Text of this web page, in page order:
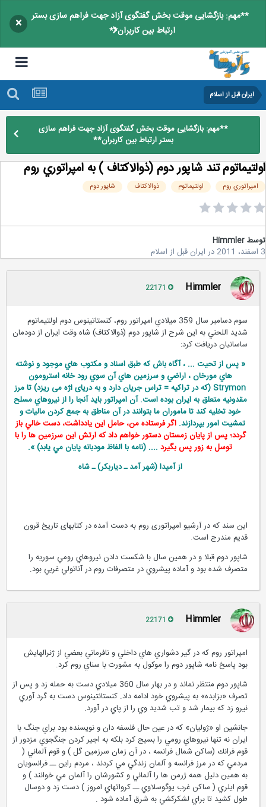
**مهم: بازگشایی موقت بخش گفتگوی آزاد جهت فراهم سازی بستر
ارتباط بین کاربران**
×
ایران قبل از اسلام
**مهم: بازگشایی موقت بخش گفتگوی آزاد جهت فراهم سازی
بستر ارتباط بین کاربران**
تند شاپور دوم (ذوالاكتاف ) به امپراتوري روم
روم اولتيماتوم ذوالاكتاف شاپور دوم
Himmler
درایران قبل از اسلام
Himmler
سوم دسامبر سال 359 ميلادي امپراتور روم، كنستاتينوس دوم اولتيماتوم
شديد اللحني به اين شرح از شاپور دوم (ذوالاكتاف) شاه وقت ايران از دودمان
ساسانيان دريافت كرد:
« پس از تحيت ... ، آگاه باش كه طبق اسناد و مكتوب هاي موجود و نوشته
هاي مورخان ، اراضي و سرزمين هاي آن سوي رود خانه استرومون
Strymon (که در تراکیه = تراس جریان دارد و به دریای اژه می ریزد) تا مرز
مقدونيه متعلق به ايران بوده است. آن امپراتور بايد آنجا را از نيروهاي مسلح
خود تخليه كند تا ماموران ما بتوانند در آن مناطق به جمع كردن ماليات و
تمشيت امور بپردازند.اگر فرستاده من، حامل اين يادداشت، دست خالي باز
گردد؛ پس از پايان زمستان دستور خواهم داد كه ارتش اين سرزمين ها را با
توسل به زور پس بگيرد.... (نامه با الفاظ مودبانه پايان مي يابد) ».
از آميدا (شهر آمد ـ دیاربکر) ـ شاه
این سند که در آرشیو امپراتوری روم به دست آمده در کتابهای تاریخ قرون
قدیم مندرج است.
شاپور دوم قبلا و در همين سال با شكست دادن نيروهاي رومي سوريه را
متصرف شده بود و آماده پيشروي در متصرفات روم در آناتولي غربي بود.
Himmler
امپراتور روم كه در گير دشواري هاي داخلي و نافرماني بعضي از ژنرالهايش
بود پاسخ نامه شاپور دوم را موكول به مشورت با سناي روم كرد.
شاپور دوم منتظر نماند و در بهار سال 360 ميلادي دست به حمله زد و پس از
تصرف «بزابده» به پيشروي خود ادامه داد. كنستانتينوس دست به گرد آوري
نيرو زد كه بيمار شد و تب شديد وي را از پاي در آورد.
جانشين او «ژوليان» كه در عين حال فلسفه دان و نويسنده بود براي جنگ با
ايران نه تنها نيروهاي رومي را بسيج كرد بلكه به اجير كردن جنگجوي مزدور از
قوم فرانك (ساكن شمال فرانسه ، در آن زمان سرزمين گل ) و قوم آلماني (
مردمي كه در مرز فرانسه و آلمان زندگي مي كردند ، مردم راين ــ فرانسويان
به همين دليل همه ژرمن ها را آلماني و كشورشان را آلمان مي خوانند ) و
قوم ايلري ( ساكن غرب يوگوسلاوي ــ كرواتهاي امروز ) دست زد و دوسال
طول كشيد تا براي لشكركشي به شرق آماده شود .